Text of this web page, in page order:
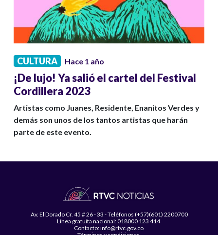
CULTURA Hace 1 año
¡De lujo! Ya salió el cartel del Festival
Cordillera 2023
Artistas como Juanes, Residente, Enanitos Verdes y
demás son unos de los tantos artistas que harán
parte de este evento.
Av. El Dorado Cr. 45 # 26 - 33 - Teléfonos (+57)(601) 2200700
Línea gratuita nacional: 018000 123 414
Contacto: info@rtvc.gov.co